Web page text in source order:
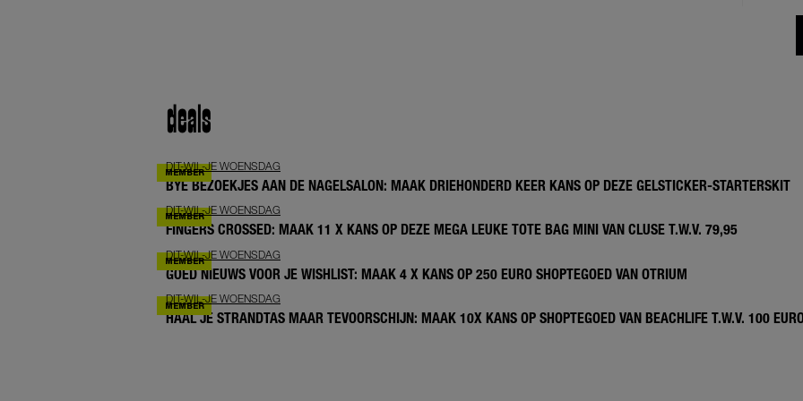
deals
DIT-WIL-JE WOENSDAG
BYE BEZOEKJES AAN DE NAGELSALON: MAAK DRIEHONDERD KEER KANS OP DEZE GELSTICKER-STARTERSKIT
DIT-WIL-JE WOENSDAG
FINGERS CROSSED: MAAK 11 X KANS OP DEZE MEGA LEUKE TOTE BAG MINI VAN CLUSE T.W.V. 79,95
DIT-WIL-JE WOENSDAG
GOED NIEUWS VOOR JE WISHLIST: MAAK 4 X KANS OP 250 EURO SHOPTEGOED VAN OTRIUM
DIT-WIL-JE WOENSDAG
HAAL JE STRANDTAS MAAR TEVOORSCHIJN: MAAK 10X KANS OP SHOPTEGOED VAN BEACHLIFE T.W.V. 100